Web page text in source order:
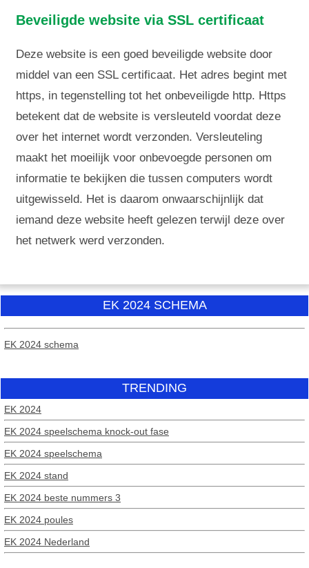
Beveiligde website via SSL certificaat
Deze website is een goed beveiligde website door
middel van een SSL certificaat. Het adres begint met
https, in tegenstelling tot het onbeveiligde http. Https
betekent dat de website is versleuteld voordat deze
over het internet wordt verzonden. Versleuteling
maakt het moeilijk voor onbevoegde personen om
informatie te bekijken die tussen computers wordt
uitgewisseld. Het is daarom onwaarschijnlijk dat
iemand deze website heeft gelezen terwijl deze over
het netwerk werd verzonden.
EK 2024 SCHEMA
EK 2024 schema
TRENDING
EK 2024
EK 2024 speelschema knock-out fase
EK 2024 speelschema
EK 2024 stand
EK 2024 beste nummers 3
EK 2024 poules
EK 2024 Nederland